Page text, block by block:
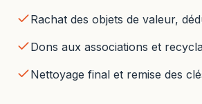
Rachat des objets de valeur,
Dons aux associations et
Nettoyage final et remise des